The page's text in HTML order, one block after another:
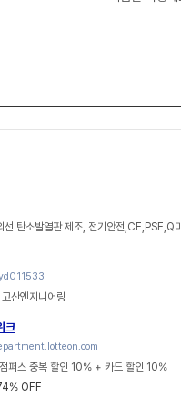
선 탄소발열판 제조, 전기안전,CE,PSE,Q
산엔지니어링
크
퍼스 중복 할인 10% + 카드 할인 10%
OFF